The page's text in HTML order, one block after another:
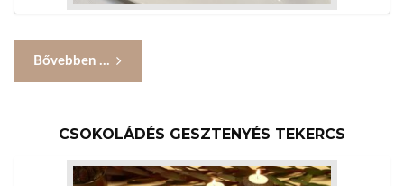
Bővebben ...
CSOKOLÁDÉS GESZTENYÉS TEKERCS